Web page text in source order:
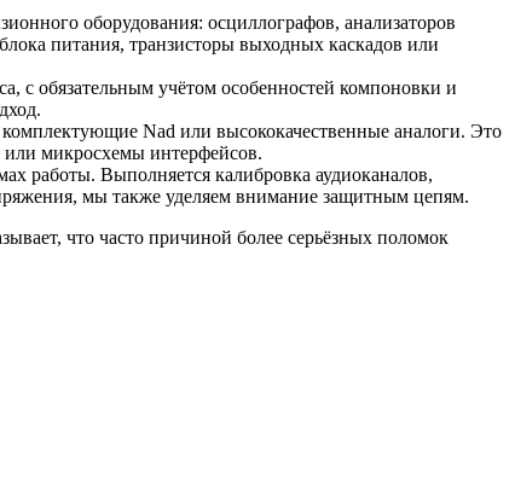
оборудования: осциллографов, анализаторов
питания, транзисторы выходных каскадов или
с обязательным учётом особенностей компоновки и
Nad или высококачественные аналоги. Это
или микросхемы интерфейсов.
работы. Выполняется калибровка аудиоканалов,
мы также уделяем внимание защитным цепям.
что часто причиной более серьёзных поломок